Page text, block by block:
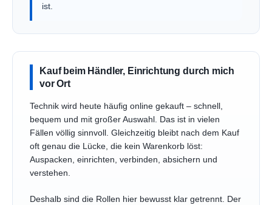
ist.
Kauf beim Händler, Einrichtung durch mich
vor Ort
Technik wird heute häufig online gekauft – schnell,
bequem und mit großer Auswahl. Das ist in vielen
Fällen völlig sinnvoll. Gleichzeitig bleibt nach dem Kauf
oft genau die Lücke, die kein Warenkorb löst:
Auspacken, einrichten, verbinden, absichern und
verstehen.
Deshalb sind die Rollen hier bewusst klar getrennt. Der